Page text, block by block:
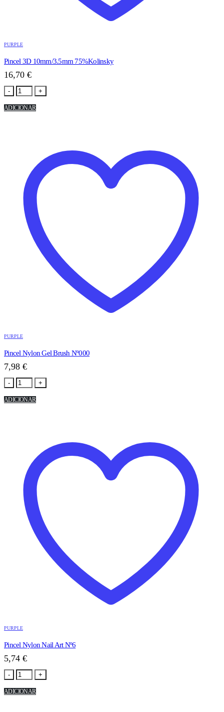
PURPLE
Pincel 3D 10mm/3.5mm 75%Kolinsky
16,70 €
- +
ADICIONAR
PURPLE
Pincel Nylon Gel Brush Nº000
7,98 €
- +
ADICIONAR
PURPLE
Pincel Nylon Nail Art Nº6
5,74 €
- +
ADICIONAR